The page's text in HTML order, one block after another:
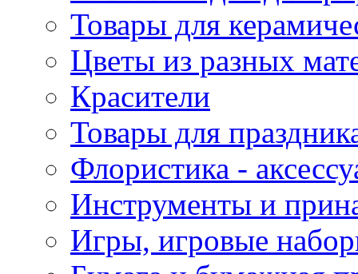
Товары для
Цветы из разных
Красители
Товары для
Флористика -
Инструменты и
Игры, игровые